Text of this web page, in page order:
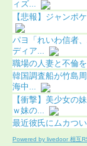
ィズ...
【悲報】ジャンポ
パヨ「れいわ信者
ディア...
職場の人妻と不倫
韓国調査船が竹島
海中...
【衝撃】美少女の
ｗ妹の...
最近彼氏にムカつ
Powered by livedoor 相互